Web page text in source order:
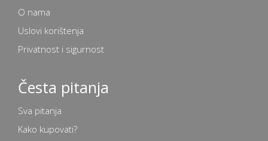
O nama
Uslovi korištenja
Privatnost i sigurnost
Česta pitanja
Sva pitanja
Kako kupovati?